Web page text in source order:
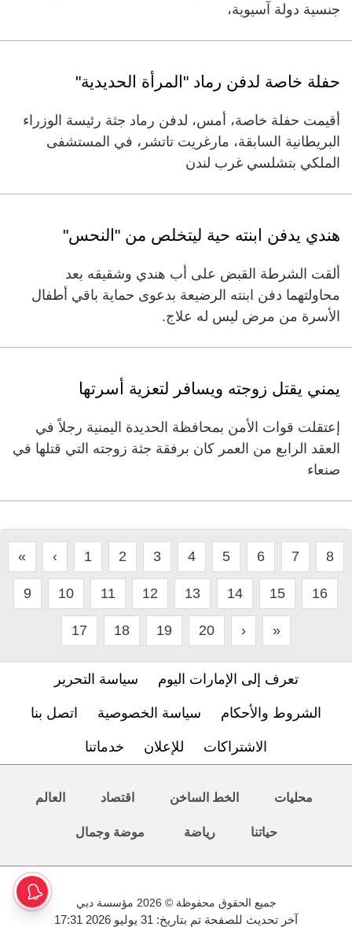
جنسية دولة آسيوية،
حفلة خاصة لدفن رماد "المرأة الحديدية"
أقيمت حفلة خاصة، أمس، لدفن رماد جثة رئيسة الوزراء
البريطانية السابقة، مارغريت تاتشر، في المستشفى
الملكي بتشلسي غرب لندن
هندي يدفن ابنته حية ليتخلص من "النحس"
ألقت الشرطة القبض على أب هندي وشقيقه بعد
محاولتهما دفن ابنته الرضيعة بدعوى حماية باقي أطفال
الأسرة من مرض ليس له علاج.
يمني يقتل زوجته ويسافر لتعزية أسرتها
إعتقلت قوات الأمن بمحافظة الحديدة اليمنية رجلاً في
العقد الرابع من العمر كان برفقة جثة زوجته التي قتلها في
صنعاء
« ‹ 1 2 3 4 5 6 7 8
9 10 11 12 13 14 15 16
17 18 19 20 › »
تعرف إلى الإمارات اليوم سياسة التحرير
الشروط والأحكام سياسة الخصوصية اتصل بنا
الاشتراكات للإعلان خدماتنا
محليات الخط الساخن اقتصاد العالم
حياتنا رياضة موضة وجمال
جميع الحقوق محفوظة © 2026 مؤسسة دبي
آخر تحديث للصفحة تم بتاريخ: 31 يوليو 2026 17:31